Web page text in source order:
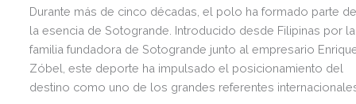
Durante más de cinco décadas, el polo ha formado parte
la esencia de Sotogrande. Introducido desde Filipinas por la
familia fundadora de Sotogrande junto al empresario
Zóbel, este deporte ha impulsado el posicionamiento del
destino como uno de los grandes referentes